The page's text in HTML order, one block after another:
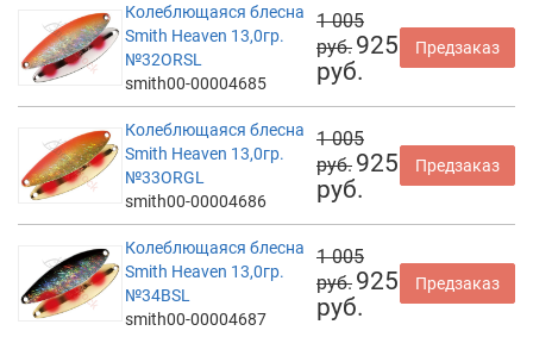
Колеблющаяся блесна
Smith Heaven 13,0гр.
№32ORSL
smith00-00004685
1 005
руб. 925
руб.
Предзаказ
Колеблющаяся блесна
Smith Heaven 13,0гр.
№33ORGL
smith00-00004686
1 005
руб. 925
руб.
Предзаказ
Колеблющаяся блесна
Smith Heaven 13,0гр.
№34BSL
smith00-00004687
1 005
руб. 925
руб.
Предзаказ